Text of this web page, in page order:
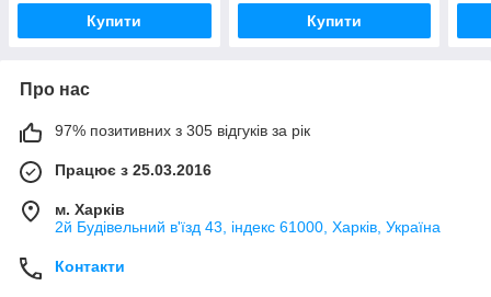
Купити Купити
Про нас
97% позитивних з 305 відгуків за рік
Працює з 25.03.2016
м. Харків
2й Будівельний в'їзд 43, індекс 61000, Харків, Україна
Контакти